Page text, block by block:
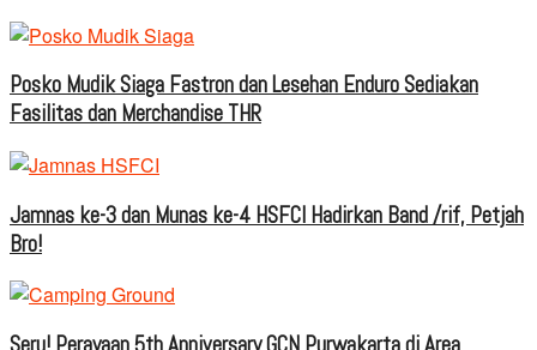
Posko Mudik Siaga Fastron dan Lesehan Enduro Sediakan
Fasilitas dan Merchandise THR
Jamnas ke-3 dan Munas ke-4 HSFCI Hadirkan Band /rif, Petjah
Bro!